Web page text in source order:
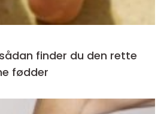
finder du den rette
fødder